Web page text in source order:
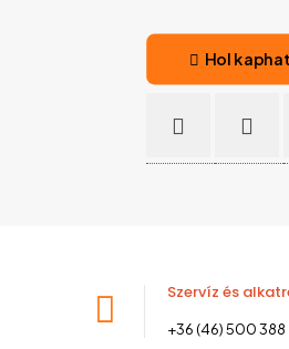
Hol
Szervíz és
+36 (46) 500 388